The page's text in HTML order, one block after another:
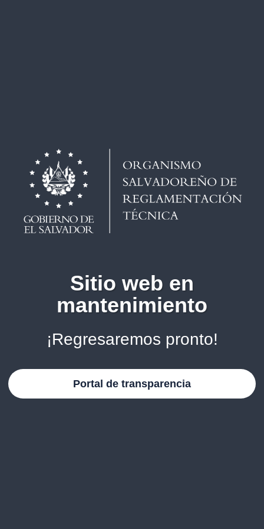
Sitio web en
mantenimiento
¡Regresaremos pronto!
Portal de transparencia